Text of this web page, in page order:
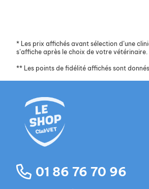
* Les prix affichés avant sélection d’une
s’affiche après le choix de votre vétérinaire.
** Les points de fidélité affichés sont
01 86 76 70 96